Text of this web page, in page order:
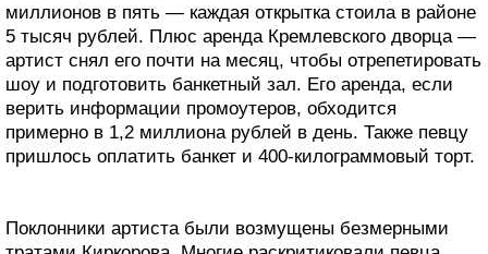
миллионов в пять — каждая открытка стоила в районе
5 тысяч рублей. Плюс аренда Кремлевского дворца —
артист снял его почти на месяц, чтобы отрепетировать
шоу и подготовить банкетный зал. Его аренда, если
верить информации промоутеров, обходится
примерно в 1,2 миллиона рублей в день. Также певцу
пришлось оплатить банкет и 400-килограммовый торт.
Поклонники артиста были возмущены безмерными